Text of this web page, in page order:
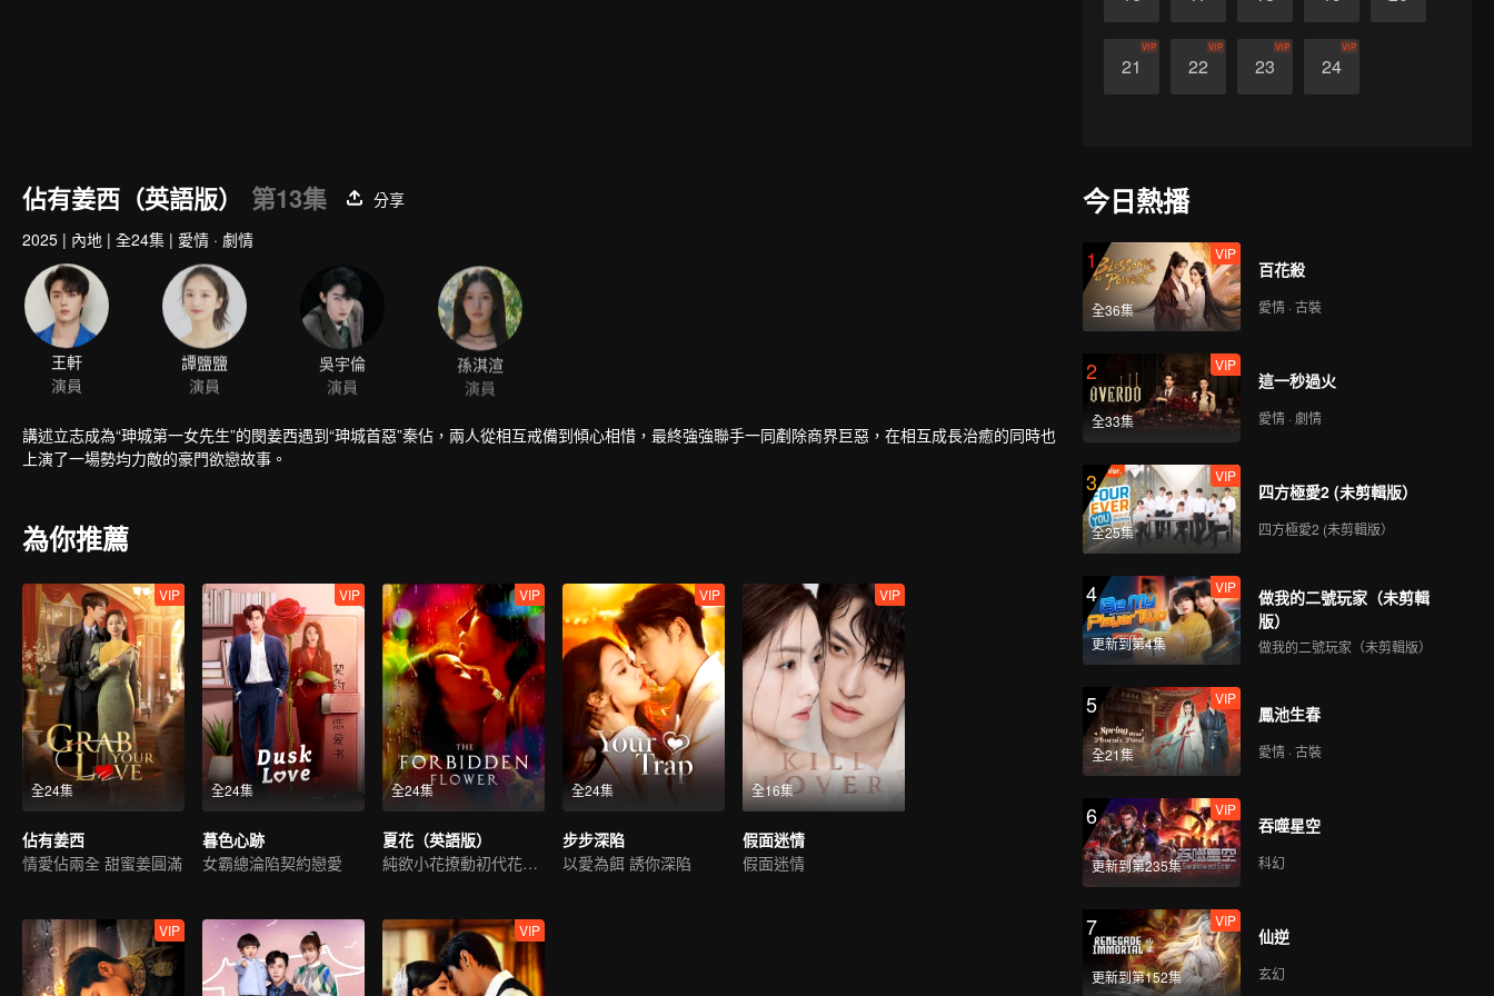
21
VIP
22
VIP
23
VIP
24
VIP
佔有姜西（英語版） 第13集
分享
2025 | 內地 | 全24集 | 愛情 · 劇情
王軒
演員
譚鹽鹽
演員
吳宇倫
演員
孫淇渲
演員
講述立志成為“珅城第一女先生”的閔姜西遇到“珅城首惡”秦佔，兩人從相互戒備到傾心相惜，最終強強聯手一同剷除商界巨惡，在相互成長治癒的同時也
上演了一場勢均力敵的豪門欲戀故事。
為你推薦
全24集
VIP
佔有姜西
情愛佔兩全 甜蜜姜圓滿
全24集
VIP
暮色心跡
女霸總淪陷契約戀愛
全24集
VIP
夏花（英語版）
純欲小花撩動初代花美男
全24集
VIP
步步深陷
以愛為餌 誘你深陷
全16集
VIP
假面迷情
假面迷情
VIP VIP
今日熱播
1
全36集
VIP
百花殺
愛情 · 古裝
2
全33集
VIP
這一秒過火
愛情 · 劇情
3
全25集
VIP
四方極愛2 (未剪輯版）
四方極愛2 (未剪輯版）
4
更新到第4集
VIP
做我的二號玩家（未剪輯
版）
做我的二號玩家（未剪輯版）
5
全21集
VIP
鳳池生春
愛情 · 古裝
6
更新到第235集
VIP
吞噬星空
科幻
7
更新到第152集
VIP
仙逆
玄幻